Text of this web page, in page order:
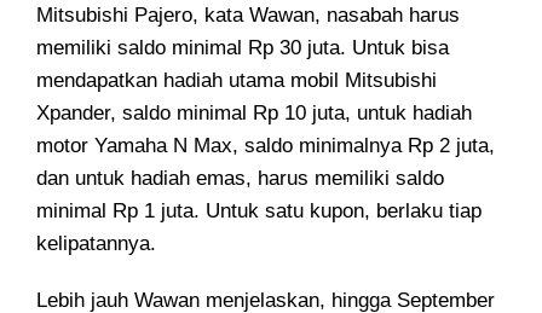
Mitsubishi Pajero, kata Wawan, nasabah harus
memiliki saldo minimal Rp 30 juta. Untuk bisa
mendapatkan hadiah utama mobil Mitsubishi
Xpander, saldo minimal Rp 10 juta, untuk hadiah
motor Yamaha N Max, saldo minimalnya Rp 2 juta,
dan untuk hadiah emas, harus memiliki saldo
minimal Rp 1 juta. Untuk satu kupon, berlaku tiap
kelipatannya.
Lebih jauh Wawan menjelaskan, hingga September